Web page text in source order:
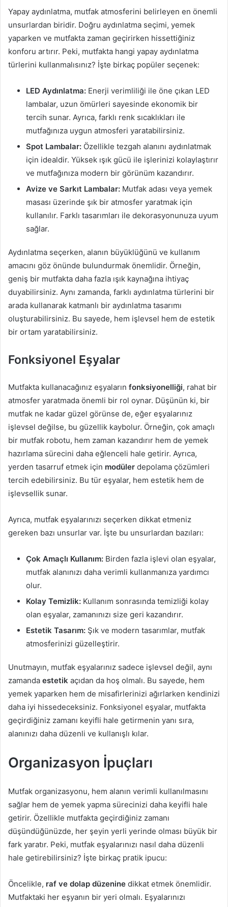
Yapay aydınlatma, mutfak atmosferini belirleyen en önemli
unsurlardan biridir. Doğru aydınlatma seçimi, yemek
yaparken ve mutfakta zaman geçirirken hissettiğiniz
konforu artırır. Peki, mutfakta hangi yapay aydınlatma
türlerini kullanmalısınız? İşte birkaç popüler seçenek:
LED Aydınlatma: Enerji verimliliği ile öne çıkan LED
lambalar, uzun ömürleri sayesinde ekonomik bir
tercih sunar. Ayrıca, farklı renk sıcaklıkları ile
mutfağınıza uygun atmosferi yaratabilirsiniz.
Spot Lambalar: Özellikle tezgah alanını aydınlatmak
için idealdir. Yüksek ışık gücü ile işlerinizi kolaylaştırır
ve mutfağınıza modern bir görünüm kazandırır.
Avize ve Sarkıt Lambalar: Mutfak adası veya yemek
masası üzerinde şık bir atmosfer yaratmak için
kullanılır. Farklı tasarımları ile dekorasyonunuza uyum
sağlar.
Aydınlatma seçerken, alanın büyüklüğünü ve kullanım
amacını göz önünde bulundurmak önemlidir. Örneğin,
geniş bir mutfakta daha fazla ışık kaynağına ihtiyaç
duyabilirsiniz. Aynı zamanda, farklı aydınlatma türlerini bir
arada kullanarak katmanlı bir aydınlatma tasarımı
oluşturabilirsiniz. Bu sayede, hem işlevsel hem de estetik
bir ortam yaratabilirsiniz.
Fonksiyonel Eşyalar
Mutfakta kullanacağınız eşyaların fonksiyonelliği, rahat bir
atmosfer yaratmada önemli bir rol oynar. Düşünün ki, bir
mutfak ne kadar güzel görünse de, eğer eşyalarınız
işlevsel değilse, bu güzellik kaybolur. Örneğin, çok amaçlı
bir mutfak robotu, hem zaman kazandırır hem de yemek
hazırlama sürecini daha eğlenceli hale getirir. Ayrıca,
yerden tasarruf etmek için modüler depolama çözümleri
tercih edebilirsiniz. Bu tür eşyalar, hem estetik hem de
işlevsellik sunar.
Ayrıca, mutfak eşyalarınızı seçerken dikkat etmeniz
gereken bazı unsurlar var. İşte bu unsurlardan bazıları:
Çok Amaçlı Kullanım: Birden fazla işlevi olan eşyalar,
mutfak alanınızı daha verimli kullanmanıza yardımcı
olur.
Kolay Temizlik: Kullanım sonrasında temizliği kolay
olan eşyalar, zamanınızı size geri kazandırır.
Estetik Tasarım: Şık ve modern tasarımlar, mutfak
atmosferinizi güzelleştirir.
Unutmayın, mutfak eşyalarınız sadece işlevsel değil, aynı
zamanda estetik açıdan da hoş olmalı. Bu sayede, hem
yemek yaparken hem de misafirlerinizi ağırlarken kendinizi
daha iyi hissedeceksiniz. Fonksiyonel eşyalar, mutfakta
geçirdiğiniz zamanı keyifli hale getirmenin yanı sıra,
alanınızı daha düzenli ve kullanışlı kılar.
Organizasyon İpuçları
Mutfak organizasyonu, hem alanın verimli kullanılmasını
sağlar hem de yemek yapma sürecinizi daha keyifli hale
getirir. Özellikle mutfakta geçirdiğiniz zamanı
düşündüğünüzde, her şeyin yerli yerinde olması büyük bir
fark yaratır. Peki, mutfak eşyalarınızı nasıl daha düzenli
hale getirebilirsiniz? İşte birkaç pratik ipucu:
Öncelikle, raf ve dolap düzenine dikkat etmek önemlidir.
Mutfaktaki her eşyanın bir yeri olmalı. Eşyalarınızı